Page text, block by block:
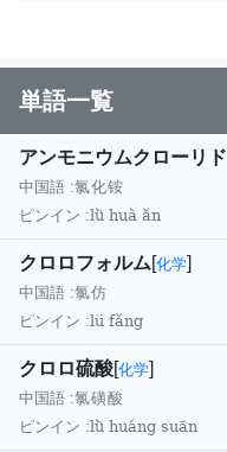
単語一覧
アンモニウムクローリド
中国語 :氯化铵
ピンイン :lǜ huà ǎn
クロロフォルム[化学]
中国語 :氯仿
ピンイン :lü fǎng
クロロ硫酸[化学]
中国語 :氯磺酸
ピンイン :lǜ huáng suān